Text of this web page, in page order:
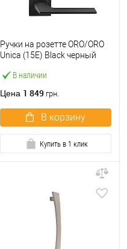
В наличии
Ручки на розетте ORO/ORO
Unica (15E) Black черный
Цена 1 849 грн.
В корзину
Купить в 1 клик